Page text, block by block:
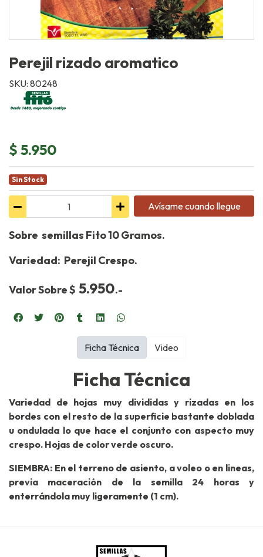
Perejil rizado aromatico
SKU: 80248
$ 5.950
Sin Stock
Avísame cuando llegue
Sobre semillas Fito 10 Gramos.
Variedad: Perejil Crespo.
Valor Sobre $ 5.950.-
Ficha Técnica
Variedad de hojas muy divididas y rizadas en los
bordes con el resto de la superficie bastante doblada
u ondulada lo que hace el conjunto con aspecto muy
crespo. Hojas de color verde oscuro.
SIEMBRA: En el terreno de asiento, a voleo o en lineas,
previa maceración de la semilla 24 horas y
enterrándola muy ligeramente (1 cm).
Ficha Técnica Video